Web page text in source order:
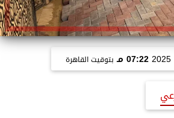
07:22 مـ بتوقيت القاهرة